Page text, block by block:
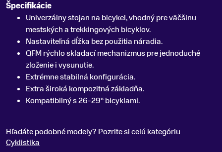
Špecifikácie
Univerzálny stojan na bicykel, vhodný pre väčšinu
mestských a trekkingových bicyklov.
Nastaviteľná dĺžka bez použitia náradia.
QFM rýchlo skladací mechanizmus pre jednoduché
zloženie i vysunutie.
Extrémne stabilná konfigurácia.
Extra široká kompozitná základňa.
Kompatibilný s 26-29“ bicyklami.
Hľadáte podobné modely? Pozrite si celú kategóriu
Cyklistika